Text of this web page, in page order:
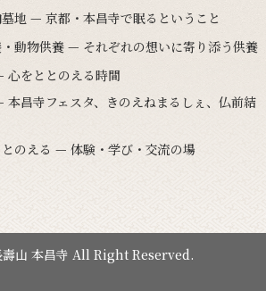
地 — 京都・本昌寺で眠るということ
動物供養 — それぞれの想いに寄り添う供養
をととのえる時間
昌寺フェスタ、きのえねまるしぇ、仏前結
のえる — 体験・学び・交流の場
山 本昌寺 All Right Reserved.